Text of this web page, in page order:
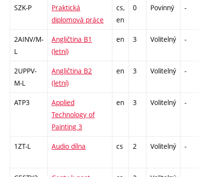
SZK-P
Praktická
diplomová práce
cs,
en
0 Povinný -
2AINV/M-
L
Angličtina B1
(letní)
en 3 Volitelný -
2UPPV-
M-L
Angličtina B2
(letní)
en 3 Volitelný -
ATP3
Applied
Technology of
Painting 3
en 3 Volitelný -
1ZT-L Audio dílna cs 2 Volitelný -